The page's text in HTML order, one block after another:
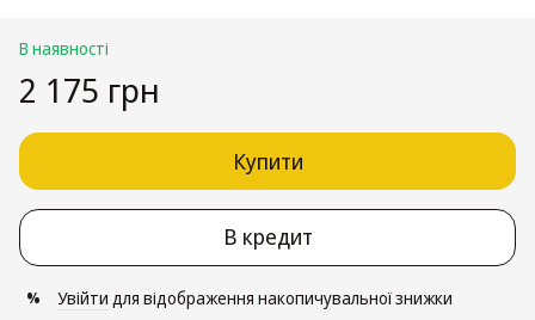
В наявності
2 175 грн
Купити
В кредит
% Увійти для відображення накопичувальної знижки